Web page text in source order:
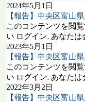
2024年5月1日
【報告】中央区富山
このコンテンツを閲
い ログイン. あなたは
2023年5月1日
【報告】中央区富山
このコンテンツを閲
い ログイン. あなたは
2022年3月2日
【報告】中央区富山